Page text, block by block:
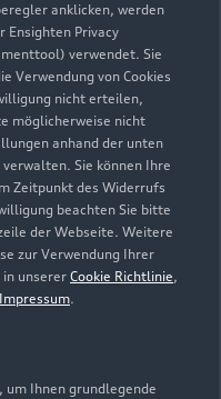
anklicken, werden
Ensighten Privacy
verwendet. Sie
Verwendung von Cookies
nicht erteilen,
möglicherweise nicht
anhand der unten
Sie können Ihre
Zeitpunkt des Widerrufs
beachten Sie bitte
der Webseite. Weitere
zur Verwendung Ihrer
in unserer Cookie Richtlinie,
Impressum.
um Ihnen grundlegende
Montag 09:00
Montag 07:00